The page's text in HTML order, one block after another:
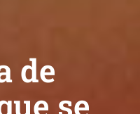
de
se